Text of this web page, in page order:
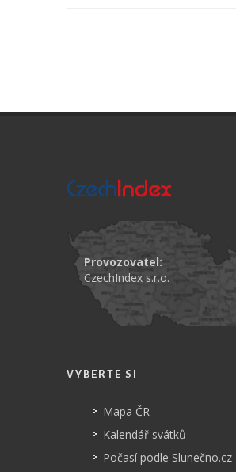
Provozovatel:
CzechIndex s.r.o.
VYBERTE SI
Mapa ČR
Kalendář svátků
Počasí podle Slunečno.cz